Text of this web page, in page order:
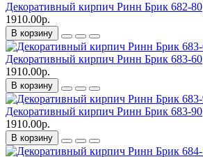
Декоративный кирпич Ринн Брик 682-80
1910.00р.
В корзину
Декоративный кирпич Ринн Брик 683-60
1910.00р.
В корзину
Декоративный кирпич Ринн Брик 683-90
1910.00р.
В корзину